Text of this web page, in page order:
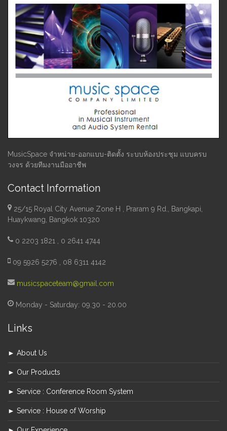
MusicSpace จำหน่าย-ออกแบบ-ติดตั้ง ระบบห้องประชุม แบบครบ
วงจร ด้วยทีมงานมืออาชีพ
Contact Information
25/15 Royal City Avenue Zone H , Praram 9 Rd., Bangkapi,
Huaykwang, Bangkok 10320
0 2203 1821 , 0 2641 4744
09 5926 5276 , 08 6311 4142
musicspaceteam@gmail.com
Monday - Saturday: 09.30 - 20.00
Links
► About Us
► Our Products
► Service : Conference Room System
► Service : House of Worship